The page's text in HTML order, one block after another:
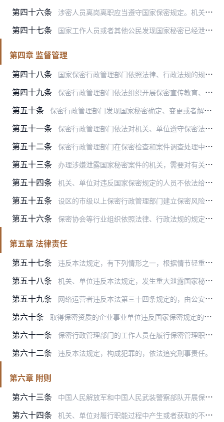
第四十六条 涉密人员离岗离职应当遵守国家保密规定。机关、单位应当开展保密教育提醒，清退国家秘密载体，实行脱密期管理。涉密人员在脱密期内，不得违反规定就业和出境，不得以任何方…
第四十七条 国家工作人员或者其他公民发现国家秘密已经泄露或者可能泄露时，应当立即采取补救措施并及时报告有关机关、单位。机关、单位接到报告后，应当立即作出处理，并及时向保密行…
第四章 监督管理
第四十八条
国家保密行政管理部门依照法律、行政法规的规定，制定保密规章和国家保密标准。
第四十九条 保密行政管理部门依法组织开展保密宣传教育、保密检查、保密技术防护、保密违法案件调查处理工作，对保密工作进行指导和监督管理。
第五十条 保密行政管理部门发现国家秘密确定、变更或者解除不当的，应当及时通知有关机关、单位予以纠正。
第五十一条 保密行政管理部门依法对机关、单位遵守保密法律法规和相关制度的情况进行检查；涉嫌保密违法的，应当及时调查处理或者组织、督促有关机关、单位调查处理；涉嫌犯罪的，应当…
第五十二条 保密行政管理部门在保密检查和案件调查处理中，可以依法查阅有关材料、询问人员、记录情况，先行登记保存有关设施、设备、文件资料等；必要时，可以进行保密技术检测。
第五十三条 办理涉嫌泄露国家秘密案件的机关，需要对有关事项是否属于国家秘密、属于何种密级进行鉴定的，由国家保密行政管理部门或者省、自治区、直辖市保密行政管理部门鉴定。
第五十四条 机关、单位对违反国家保密规定的人员不依法给予处分的，保密行政管理部门应当建议纠正；对拒不纠正的，提请其上一级机关或者监察机关对该机关、单位负有责任的领导人员和直…
第五十五条 设区的市级以上保密行政管理部门建立保密风险评估机制、监测预警制度、应急处置制度，会同有关部门开展信息收集、分析、通报工作。
第五十六条 保密协会等行业组织依照法律、行政法规的规定开展活动，推动行业自律，促进行业健康发展。
第五章 法律责任
第五十七条
违反本法规定，有下列情形之一，根据情节轻重，依法给予处分；有违法所得的，没收违法所得：
第五十八条 机关、单位违反本法规定，发生重大泄露国家秘密案件的，依法对直接负责的主管人员和其他直接责任人员给予处分。不适用处分的人员，由保密行政管理部门督促其主管部门予以处…
第五十九条 网络运营者违反本法第三十四条规定的，由公安机关、国家安全机关、电信主管部门、保密行政管理部门按照各自职责分工依法予以处罚。
第六十条 取得保密资质的企业事业单位违反国家保密规定的，由保密行政管理部门责令限期整改，给予警告或者通报批评；有违法所得的，没收违法所得；情节严重的，暂停涉密业务、降低资…
第六十一条 保密行政管理部门的工作人员在履行保密管理职责中滥用职权、玩忽职守、徇私舞弊的，依法给予处分。
第六十二条 违反本法规定，构成犯罪的，依法追究刑事责任。
第六章 附则
第六十三条
中国人民解放军和中国人民武装警察部队开展保密工作的具体规定，由中央军事委员会根据本法制定。
第六十四条 机关、单位对履行职能过程中产生或者获取的不属于国家秘密但泄露后会造成一定不利影响的事项，适用工作秘密管理办法采取必要的保护措施。工作秘密管理办法另行规定。